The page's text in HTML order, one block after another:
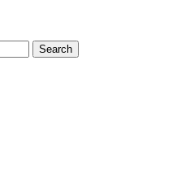
Search